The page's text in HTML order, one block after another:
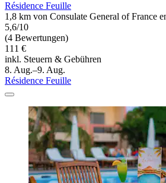
Résidence Feuille
1,8 km von Consulate General of France
5,6/10
(4 Bewertungen)
111 €
inkl. Steuern & Gebühren
8. Aug.–9. Aug.
Résidence Feuille